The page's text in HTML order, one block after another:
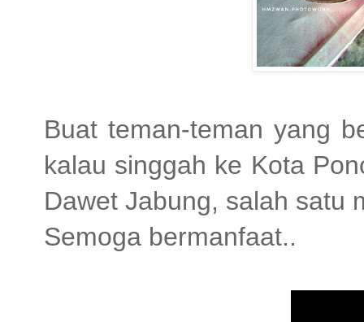
Buat teman-teman yang
kalau singgah ke Kota
Dawet Jabung, salah satu
Semoga bermanfaat..